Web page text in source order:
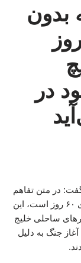
بدون
فقط برای ۶۰ روز
در
در متن تفاهم
آمده است که عبور از تنگه بدون هزینه فقط برای ۶۰ روز است، این
ساحلی خلیج
جنگ به دلیل